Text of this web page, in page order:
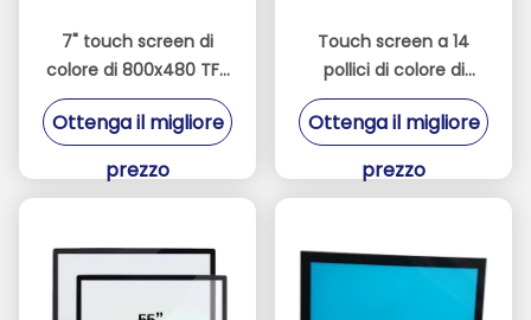
7" touch screen di
colore di 800x480 TFT
con IIC l'interfaccia
Ottenga il migliore
prezzo
Touch screen a 14
pollici di colore di
800x480 TFT con
GT911 IC
Ottenga il migliore
prezzo